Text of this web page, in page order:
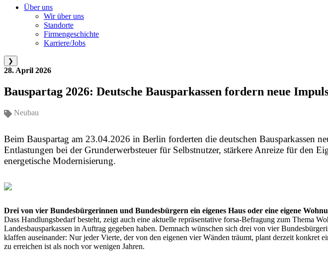
Über uns
Wir über uns
Standorte
Firmengeschichte
Karriere/Jobs
❯
28. April 2026
Bauspartag 2026: Deutsche Bausparkassen fordern neue
Neubau
Beim Bauspartag am 23.04.2026 in Berlin forderten die deutschen Bausparkassen
Entlastungen bei der Grunderwerbsteuer für Selbstnutzer, stärkere Anreize für den
energetische Modernisierung.
Drei von vier Bundesbürgerinnen und Bundesbürgern ein eigenes Haus oder eine eigene
Dass Handlungsbedarf besteht, zeigt auch eine aktuelle repräsentative forsa-Befragung zum Thema
Landesbausparkassen in Auftrag gegeben haben. Demnach wünschen sich drei von vier
klaffen auseinander: Nur jeder Vierte, der von den eigenen vier Wänden träumt, plant derzeit konkret
zu erreichen ist als noch vor wenigen Jahren.